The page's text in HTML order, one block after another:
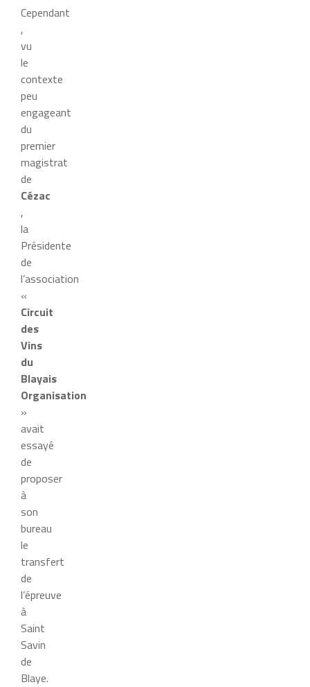
Cependant
,
vu
le
contexte
peu
engageant
du
premier
magistrat
de
Cézac
,
la
Présidente
de
l’association
«
Circuit
des
Vins
du
Blayais
Organisation
»
avait
essayé
de
proposer
à
son
bureau
le
transfert
de
l’épreuve
à
Saint
Savin
de
Blaye.